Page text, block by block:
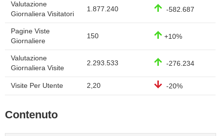
Valutazione
Giornaliera Visitatori
1.877.240 -582.687
Pagine Viste
Giornaliere
150 +10%
Valutazione
Giornaliera Visite
2.293.533 -276.234
Visite Per Utente 2,20 -20%
Contenuto